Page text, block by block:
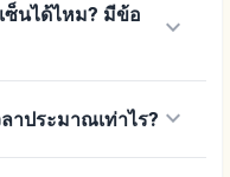
นได้ไหม? มีข้อ
keyboard_arrow_down
าประมาณเท่าไร? keyboard_arrow_down